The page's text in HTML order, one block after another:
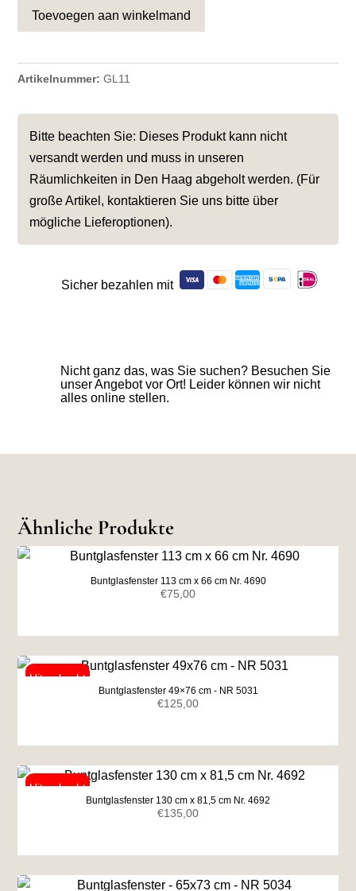
Toevoegen aan winkelmand
Artikelnummer: GL11
Bitte beachten Sie: Dieses Produkt kann nicht
versandt werden und muss in unseren
Räumlichkeiten in Den Haag abgeholt werden. (Für
große Artikel, kontaktieren Sie uns bitte über
mögliche Lieferoptionen).
Sicher bezahlen mit
Nicht ganz das, was Sie suchen? Besuchen Sie
unser Angebot vor Ort! Leider können wir nicht
alles online stellen.
Ähnliche Produkte
Buntglasfenster 113 cm x 66 cm Nr. 4690
€75,00
Buntglasfenster 49×76 cm - NR 5031
€125,00
Buntglasfenster 130 cm x 81,5 cm Nr. 4692
€135,00